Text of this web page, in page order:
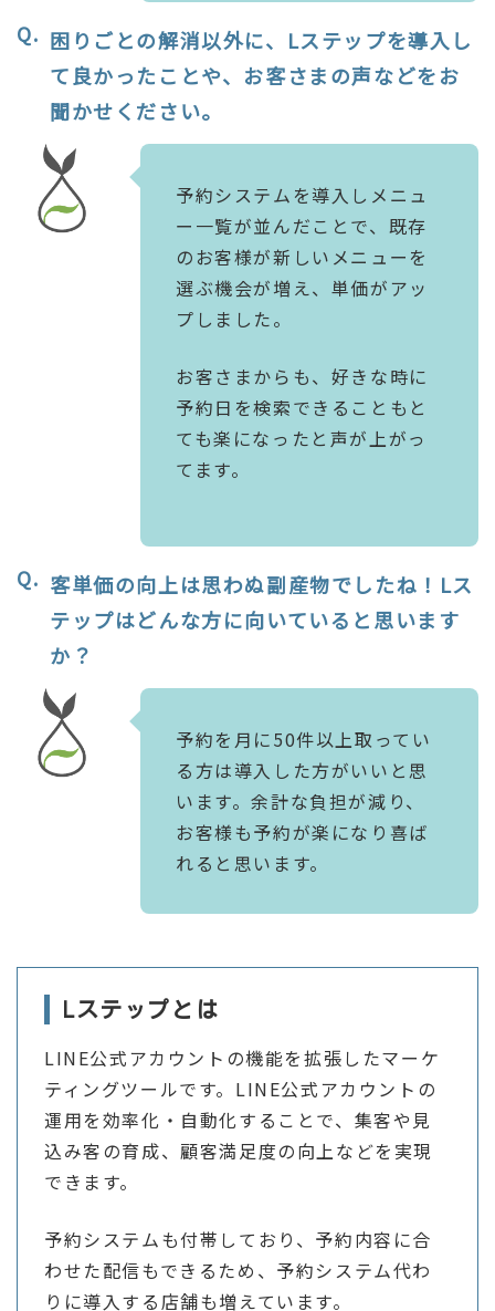
困りごとの解消以外に、Lステップを導入し
て良かったことや、お客さまの声などをお
聞かせください。
予約システムを導入しメニュ
ー一覧が並んだことで、既存
のお客様が新しいメニューを
選ぶ機会が増え、単価がアッ
プしました。
お客さまからも、好きな時に
予約日を検索できることもと
ても楽になったと声が上がっ
てます。
客単価の向上は思わぬ副産物でしたね！Lス
テップはどんな方に向いていると思います
か？
予約を月に50件以上取ってい
る方は導入した方がいいと思
います。余計な負担が減り、
お客様も予約が楽になり喜ば
れると思います。
Lステップとは
LINE公式アカウントの機能を拡張したマーケ
ティングツールです。LINE公式アカウントの
運用を効率化・自動化することで、集客や見
込み客の育成、顧客満足度の向上などを実現
できます。
予約システムも付帯しており、予約内容に合
わせた配信もできるため、予約システム代わ
りに導入する店舗も増えています。